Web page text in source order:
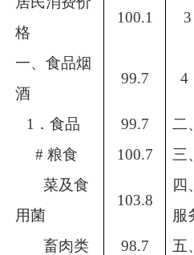
格
100.1 3
一、食品烟
酒
99.7 4
1 ．食品 99.7 二
# 粮食 100.7 三
菜及食
用菌
103.8
四
服
畜肉类 98.7 五